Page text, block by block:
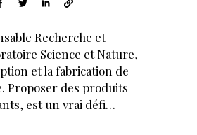
Recherche et
Science et Nature,
et la fabrication de
Proposer des produits
est un vrai défi…